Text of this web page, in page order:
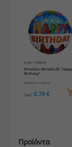
Προϊόντα